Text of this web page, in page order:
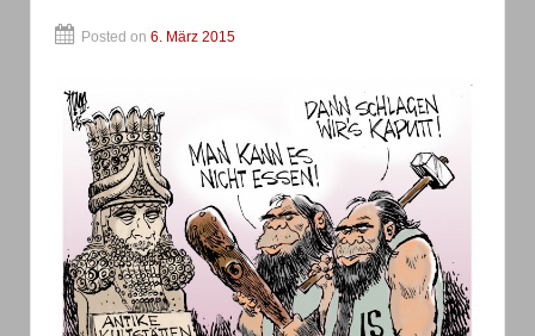
Posted on 6. März 2015